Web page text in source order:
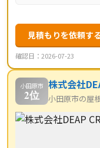
見積もりを依頼す
確認日：2026-07-23
小田原市
2位
株式会社
小田原市の屋